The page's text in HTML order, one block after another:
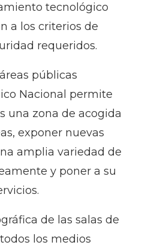
tecnológico
a los criterios de
requeridos.
públicas
Nacional permite
una zona de acogida
exponer nuevas
amplia variedad de
y poner a su
de las salas de
los medios